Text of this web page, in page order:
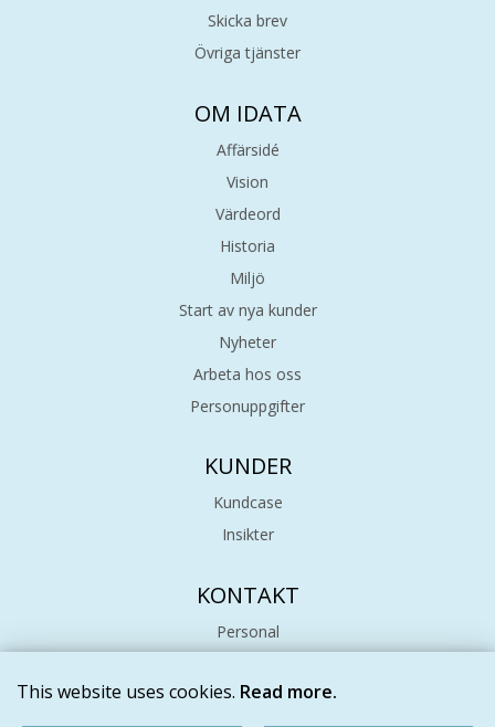
Skicka brev
Övriga tjänster
OM IDATA
Affärsidé
Vision
Värdeord
Historia
Miljö
Start av nya kunder
Nyheter
Arbeta hos oss
Personuppgifter
KUNDER
Kundcase
Insikter
KONTAKT
Personal
This website uses cookies. Read more.